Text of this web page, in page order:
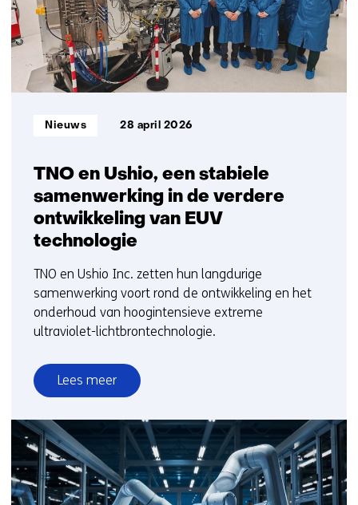
10
TNO en Ushio, een stabiele
samenwerking in de verdere
ontwikkeling van EUV
technologie
Informatietype:
Nieuws 28 april 2026
TNO en Ushio Inc. zetten hun langdurige
samenwerking voort rond de ontwikkeling en het
onderhoud van hoogintensieve extreme
ultraviolet-lichtbrontechnologie.
Lees meer
over
TNO
en
Ushio,
een
stabiele